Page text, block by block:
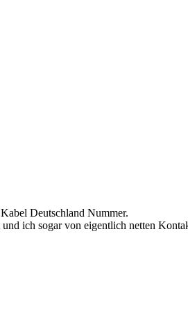
Deutschland Nummer.
ich sogar von eigentlich netten